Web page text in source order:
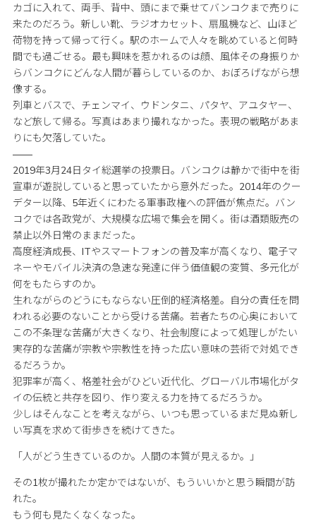
カゴに入れて、両手、背中、頭にまで乗せてバンコクまで売りに
来たのだろう。新しい靴、ラジオカセット、扇風機など、山ほど
荷物を持って帰って行く。駅のホームで人々を眺めていると何時
間でも過ごせる。最も興味を惹かれるのは顔、風体その身振りか
らバンコクにどんな人間が暮らしているのか、おぼろげながら想
像する。
列車とバスで、チェンマイ、ウドンタニ、パタヤ、アユタヤー、
など旅して帰る。写真はあまり撮れなかった。表現の戦略があま
りにも欠落していた。
——
2019年3月24日タイ総選挙の投票日。バンコクは静かで街中を街
宣車が遊説していると思っていたから意外だった。2014年のクー
デター以降、5年近くにわたる軍事政権への評価が焦点だ。バン
コクでは各政党が、大規模な広場で集会を開く。街は酒類販売の
禁止以外日常のままだった。
高度経済成長、ITやスマートフォンの普及率が高くなり、電子マ
ネーやモバイル決済の急速な発達に伴う価値観の変質、多元化が
何をもたらすのか。
生れながらのどうにもならない圧倒的経済格差。自分の責任を問
われる必要のないことから受ける苦痛。若者たちの心奥において
この不条理な苦痛が大きくなり、社会制度によって処理しがたい
実存的な苦痛が宗教や宗教性を持った広い意味の芸術で対処でき
るだろうか。
犯罪率が高く、格差社会がひどい近代化、グローバル市場化がタ
イの伝統と共存を図り、作り変える力を持てるだろうか。
少しはそんなことを考えながら、いつも思っているまだ見ぬ新し
い写真を求めて街歩きを続けてきた。
「人がどう生きているのか。人間の本質が見えるか。」
その1枚が撮れたか定かではないが、もういいかと思う瞬間が訪
れた。
もう何も見たくなくなった。